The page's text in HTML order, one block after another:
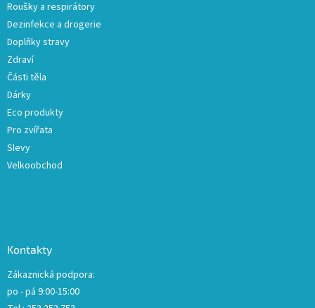
Roušky a respirátory
Dezinfekce a drogerie
Doplňky stravy
Zdraví
Části těla
Dárky
Eco produkty
Pro zvířata
Slevy
Velkoobchod
Kontakty
Zákaznická podpora:
po - pá 9:00-15:00